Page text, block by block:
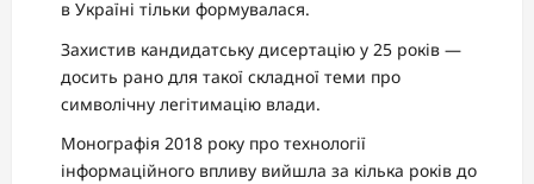
в Україні тільки формувалася.
Захистив кандидатську дисертацію у 25 років —
досить рано для такої складної теми про
символічну легітимацію влади.
Монографія 2018 року про технології
інформаційного впливу вийшла за кілька років до